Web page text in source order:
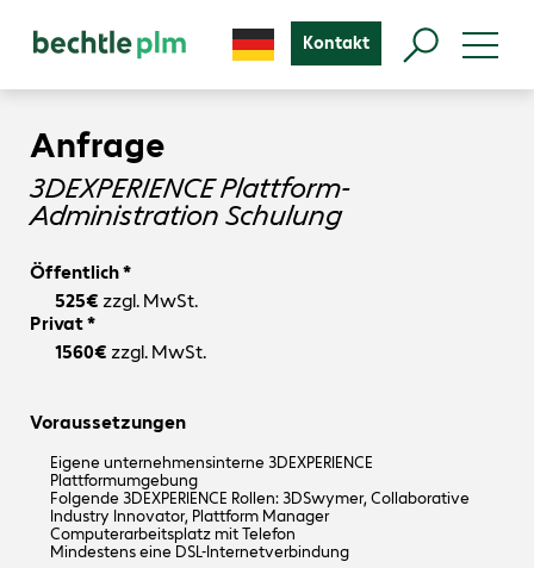
Kontakt
Anfrage
3DEXPERIENCE Plattform-
Administration Schulung
Öffentlich *
525€ zzgl. MwSt.
Privat *
1560€ zzgl. MwSt.
Voraussetzungen
Eigene unternehmensinterne 3DEXPERIENCE
Plattformumgebung
Folgende 3DEXPERIENCE Rollen: 3DSwymer, Collaborative
Industry Innovator, Plattform Manager
Computerarbeitsplatz mit Telefon
Mindestens eine DSL-Internetverbindung